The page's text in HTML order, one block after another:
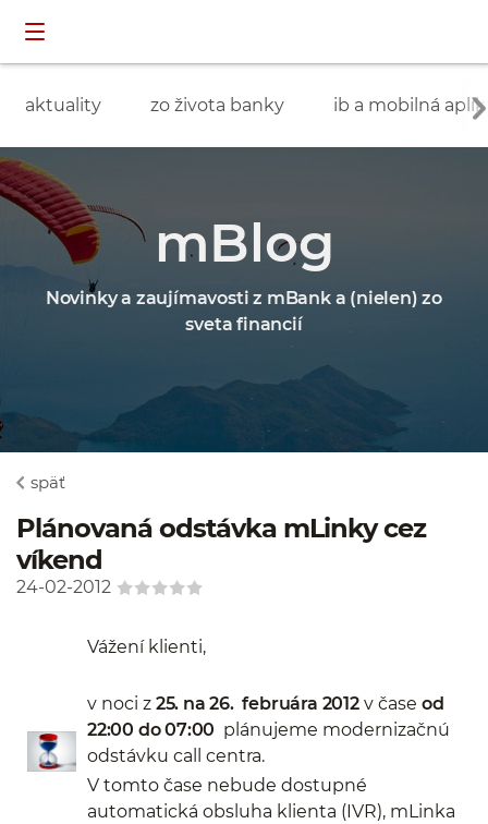
aktuality zo života banky ib a mobilná
mBlog
Novinky a zaujímavosti z mBank a (nielen) zo
sveta financií
späť
Plánovaná odstávka mLinky cez
víkend
24-02-2012
Vážení klienti,
v noci z 25. na 26. februára 2012v čase od
22:00 do 07:00 plánujeme modernizačnú
odstávku call centra.
V tomto čase nebude dostupné
automatická obsluha klienta (IVR), mLinka